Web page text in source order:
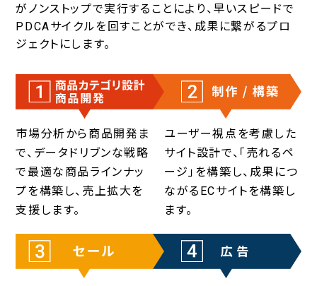
がノンストップで実行することにより、 早いスピードで
PDCAサイクルを回すことができ、成果に繋がるプロ
ジェクトにします。
市場分析から商品開発ま
で、データドリブンな戦略
で最適な商品ラインナッ
プを構築し、売上拡大を
支援します。
ユーザー視点を考慮した
サイト設計で、「売れるペ
ージ」を構築し、成果につ
ながるECサイトを構築し
ます。